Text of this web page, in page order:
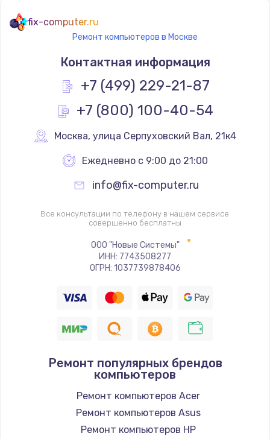
Замена системы охлаждения
1790 руб.
Заказать
Замена термопасты
Замена шлейфа матрицы
890 руб.
Заказать
Замена экрана
1120 руб.
2885 руб.
Восстановление данных
990 руб.
Заказать
fix-computer.ru
Ремонт компьютеров в Москве
Контактная информация
+7 (499) 229-21-87
+7 (800) 100-40-54
Москва, улица Серпуховский Вал, 21к4
Ежедневно с 9:00 до 21:00
info@fix-computer.ru
Все консультации по телефону в нашем сервисе
совершенно бесплатны
ООО "Новые Системы"
ИНН: 7743508277
ОГРН: 1037739878406
Ремонт популярных брендов
компьютеров
Ремонт компьютеров Acer
Ремонт компьютеров Asus
Ремонт компьютеров HP